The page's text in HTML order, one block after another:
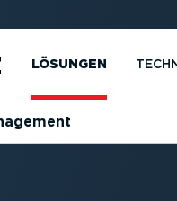
LÖSUNGEN